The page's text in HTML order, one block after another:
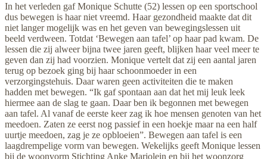
In het verleden gaf Monique Schutte (52) lessen op een sportschool
dus bewegen is haar niet vreemd. Haar gezondheid maakte dat dit
niet langer mogelijk was en het geven van bewegingslessen uit
beeld verdween. Totdat ‘Bewegen aan tafel’ op haar pad kwam. De
lessen die zij alweer bijna twee jaren geeft, blijken haar veel meer te
geven dan zij had voorzien. Monique vertelt dat zij een aantal jaren
terug op bezoek ging bij haar schoonmoeder in een
verzorgingstehuis. Daar waren geen activiteiten die te maken
hadden met bewegen. “Ik gaf spontaan aan dat het mij leuk leek
hiermee aan de slag te gaan. Daar ben ik begonnen met bewegen
aan tafel. Al vanaf de eerste keer zag ik hoe mensen genoten van het
meedoen. Zaten ze eerst nog passief in een hoekje maar na een half
uurtje meedoen, zag je ze opbloeien”. Bewegen aan tafel is een
laagdrempelige vorm van bewegen. Wekelijks geeft Monique lessen
bij de woonvorm Stichting Anke Marjolein en bij het woonzorg